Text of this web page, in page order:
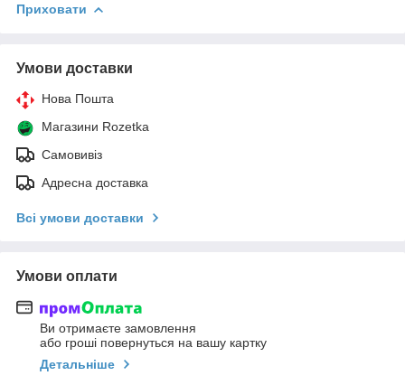
Приховати
Умови доставки
Нова Пошта
Магазини Rozetka
Самовивіз
Адресна доставка
Всі умови доставки
Умови оплати
Ви отримаєте замовлення
або гроші повернуться на вашу картку
Детальніше